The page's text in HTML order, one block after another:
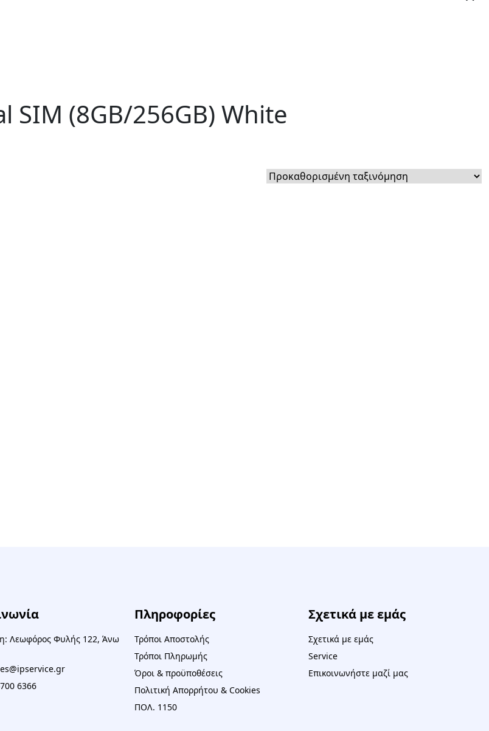
SIM (8GB/256GB) White
Λεωφόρος Φυλής 122, Άνω
6366
Πληροφορίες
Τρόποι Αποστολής
Τρόποι Πληρωμής
Όροι & προϋποθέσεις
Πολιτική Απορρήτου & Cookies
ΠΟΛ. 1150
Σχετικά με εμάς
Σχετικά με εμάς
Service
Επικοινωνήστε μαζί μας